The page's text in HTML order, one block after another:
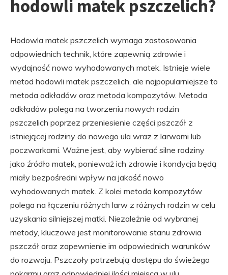
hodowli matek pszczelich?
Hodowla matek pszczelich wymaga zastosowania
odpowiednich technik, które zapewnią zdrowie i
wydajność nowo wyhodowanych matek. Istnieje wiele
metod hodowli matek pszczelich, ale najpopularniejsze to
metoda odkładów oraz metoda kompozytów. Metoda
odkładów polega na tworzeniu nowych rodzin
pszczelich poprzez przeniesienie części pszczół z
istniejącej rodziny do nowego ula wraz z larwami lub
poczwarkami. Ważne jest, aby wybierać silne rodziny
jako źródło matek, ponieważ ich zdrowie i kondycja będą
miały bezpośredni wpływ na jakość nowo
wyhodowanych matek. Z kolei metoda kompozytów
polega na łączeniu różnych larw z różnych rodzin w celu
uzyskania silniejszej matki. Niezależnie od wybranej
metody, kluczowe jest monitorowanie stanu zdrowia
pszczół oraz zapewnienie im odpowiednich warunków
do rozwoju. Pszczoły potrzebują dostępu do świeżego